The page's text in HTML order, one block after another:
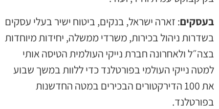
: זארה ישראל, בנקים, ביטוח ישיר בעלי עסקים
ניהול בכירות, משרדי ממשלה, יחידות מיוחדות
ולאחרונה חברת נייקי העולמית הטיסה אותי
נייקי העולמי בפורטלנד כדי ללוות במשך שבוע
את 100 הדירקטורים הבכירים במטה החדשנות